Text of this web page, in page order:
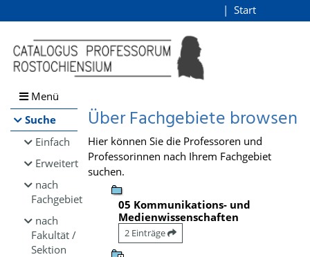
Browsen
direkt zum Inhalt
Start
Menü
Suche
Einfach
Erweitert
nach
Fachgebiet
nach
Fakultät /
Sektion
Über Fachgebiete browsen
Hier können Sie die Professoren und
Professorinnen nach Ihrem Fachgebiet
suchen.
05 Kommunikations- und
Medienwissenschaften
2 Einträge